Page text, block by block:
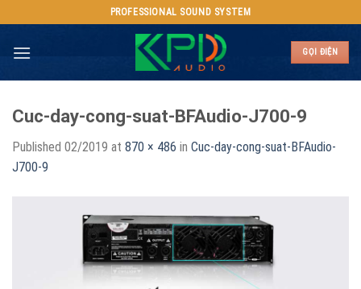
to
content
PROFESSIONAL SOUND SYSTEM
GỌI ĐIỆN
Cuc-day-cong-suat-BFAudio-J700-9
Published 02/2019 at 870 × 486 in Cuc-day-cong-suat-BFAudio-
J700-9